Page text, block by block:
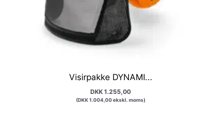
Visirpakke DYNAMI...
DKK 1.255,00
(DKK1.004,00ekskl. moms)